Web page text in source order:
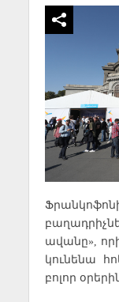
ավանը»,
կունենա
բոլոր